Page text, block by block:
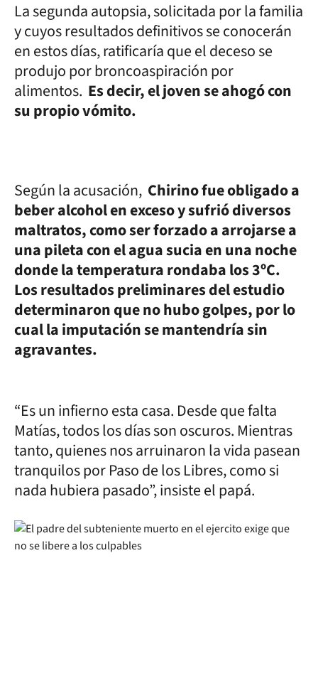
La segunda autopsia, solicitada por la familia
y cuyos resultados definitivos se conocerán
en estos días, ratificaría que el deceso se
produjo por broncoaspiración por
alimentos. Es decir, el joven se ahogó con
su propio vómito.
Según la acusación, Chirino fue obligado a
beber alcohol en exceso y sufrió diversos
maltratos, como ser forzado a arrojarse a
una pileta con el agua sucia en una noche
donde la temperatura rondaba los 3ºC.
Los resultados preliminares del estudio
determinaron que no hubo golpes, por lo
cual la imputación se mantendría sin
agravantes.
“Es un infierno esta casa. Desde que falta
Matías, todos los días son oscuros. Mientras
tanto, quienes nos arruinaron la vida pasean
tranquilos por Paso de los Libres, como si
nada hubiera pasado”, insiste el papá.